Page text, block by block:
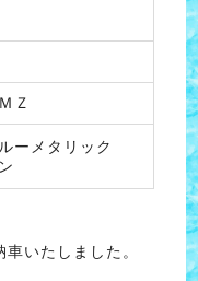
Ｚ
ーメタリック
いたしました。